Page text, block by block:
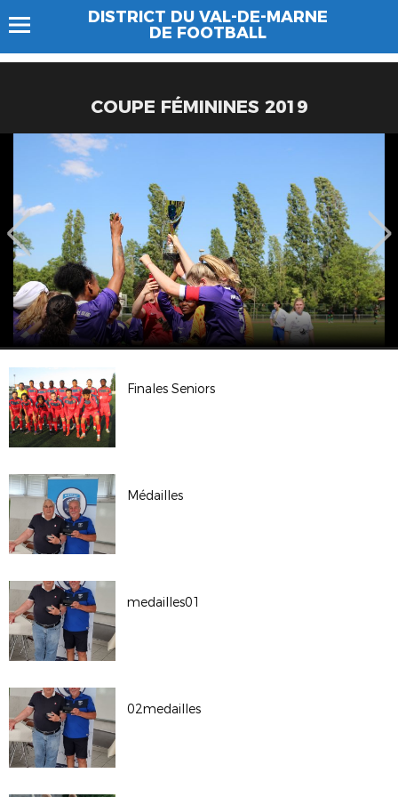
DISTRICT DU VAL-DE-MARNE
DE FOOTBALL
COUPE FÉMININES 2019
Finales Seniors
Médailles
medailles01
02medailles